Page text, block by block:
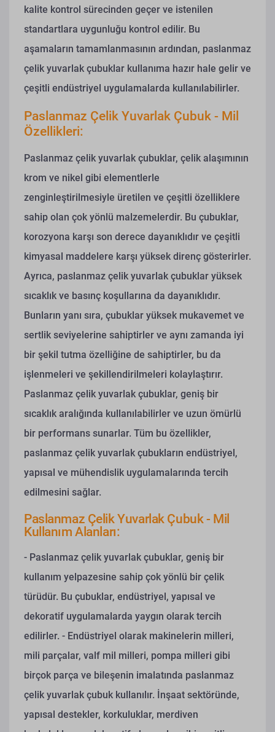
kalite kontrol sürecinden geçer ve istenilen
standartlara uygunluğu kontrol edilir. Bu
aşamaların tamamlanmasının ardından, paslanmaz
çelik yuvarlak çubuklar kullanıma hazır hale gelir ve
çeşitli endüstriyel uygulamalarda kullanılabilirler.
Paslanmaz Çelik Yuvarlak Çubuk - Mil
Özellikleri:
Paslanmaz çelik yuvarlak çubuklar, çelik alaşımının
krom ve nikel gibi elementlerle
zenginleştirilmesiyle üretilen ve çeşitli özelliklere
sahip olan çok yönlü malzemelerdir. Bu çubuklar,
korozyona karşı son derece dayanıklıdır ve çeşitli
kimyasal maddelere karşı yüksek direnç gösterirler.
Ayrıca, paslanmaz çelik yuvarlak çubuklar yüksek
sıcaklık ve basınç koşullarına da dayanıklıdır.
Bunların yanı sıra, çubuklar yüksek mukavemet ve
sertlik seviyelerine sahiptirler ve aynı zamanda iyi
bir şekil tutma özelliğine de sahiptirler, bu da
işlenmeleri ve şekillendirilmeleri kolaylaştırır.
Paslanmaz çelik yuvarlak çubuklar, geniş bir
sıcaklık aralığında kullanılabilirler ve uzun ömürlü
bir performans sunarlar. Tüm bu özellikler,
paslanmaz çelik yuvarlak çubukların endüstriyel,
yapısal ve mühendislik uygulamalarında tercih
edilmesini sağlar.
Paslanmaz Çelik Yuvarlak Çubuk - Mil
Kullanım Alanları:
- Paslanmaz çelik yuvarlak çubuklar, geniş bir
kullanım yelpazesine sahip çok yönlü bir çelik
türüdür. Bu çubuklar, endüstriyel, yapısal ve
dekoratif uygulamalarda yaygın olarak tercih
edilirler. - Endüstriyel olarak makinelerin milleri,
mili parçalar, valf mil milleri, pompa milleri gibi
birçok parça ve bileşenin imalatında paslanmaz
çelik yuvarlak çubuk kullanılır. İnşaat sektöründe,
yapısal destekler, korkuluklar, merdiven